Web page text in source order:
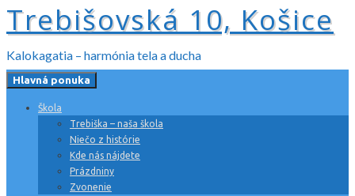
Trebišovská 10, Košice
Kalokagatia – harmónia tela a ducha
Hlavná ponuka
Škola
Trebiška – naša škola
Niečo z histórie
Kde nás nájdete
Prázdniny
Zvonenie